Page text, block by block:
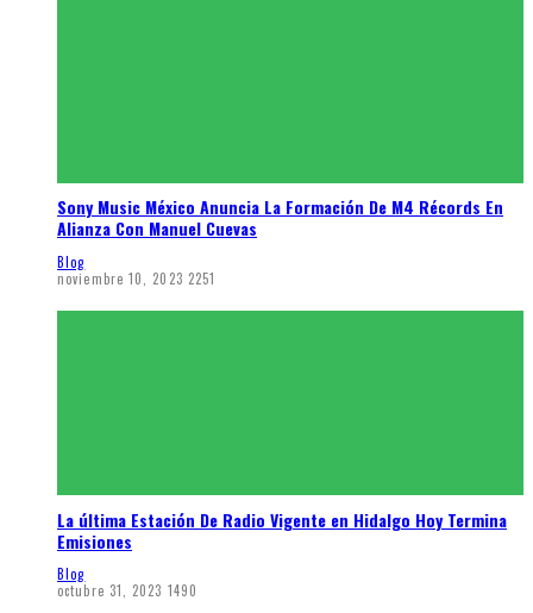
Sony Music México Anuncia La Formación De M4 Récords En
Alianza Con Manuel Cuevas
Blog
noviembre 10, 2023 2251
La última Estación De Radio Vigente en Hidalgo Hoy Termina
Emisiones
Blog
octubre 31, 2023 1490